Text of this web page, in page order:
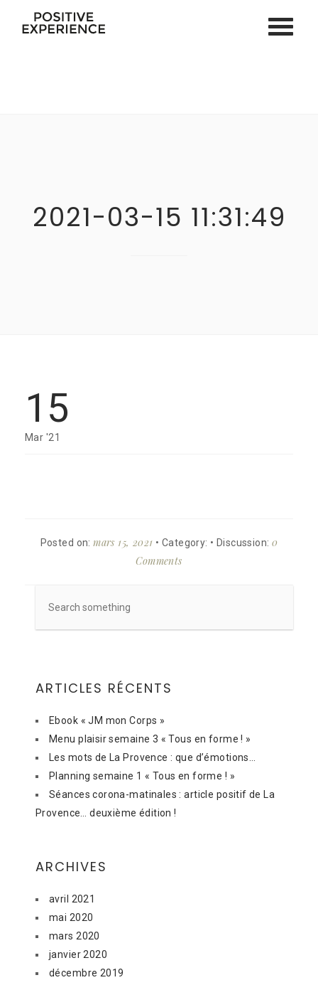
SÉMINAIRE & TEAM BUILDING
2021-03-15 11:31:49
15
Mar '21
Posted on:mars 15, 2021 • Category: • Discussion:0
Comments
ARTICLES RÉCENTS
Ebook « JM mon Corps »
Menu plaisir semaine 3 « Tous en forme ! »
Les mots de La Provence : que d’émotions…
Planning semaine 1 « Tous en forme ! »
Séances corona-matinales : article positif de La
Provence… deuxième édition !
ARCHIVES
avril 2021
mai 2020
mars 2020
janvier 2020
décembre 2019